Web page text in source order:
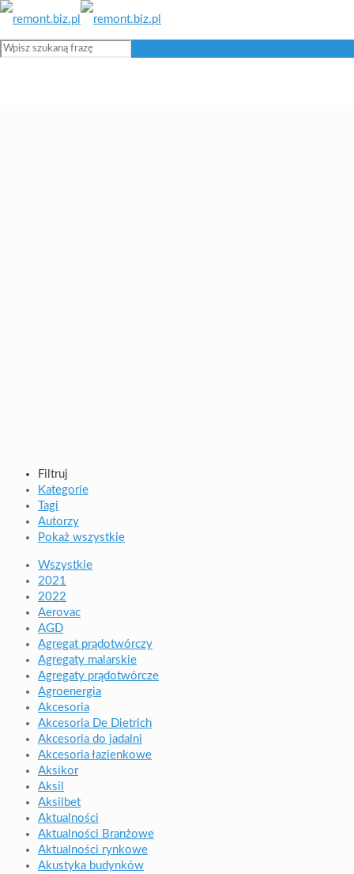
Filtruj
Kategorie
Tagi
Autorzy
Pokaż wszystkie
Wszystkie
2021
2022
Aerovac
AGD
Agregat prądotwórczy
Agregaty malarskie
Agregaty prądotwórcze
Agroenergia
Akcesoria
Akcesoria De Dietrich
Akcesoria do jadalni
Akcesoria łazienkowe
Aksikor
Aksil
Aksilbet
Aktualności
Aktualności Branżowe
Aktualności rynkowe
Akustyka budynków